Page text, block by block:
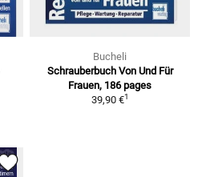
Bucheli
Schrauberbuch Von Und Für
Frauen, 186 pages
39,90 €1